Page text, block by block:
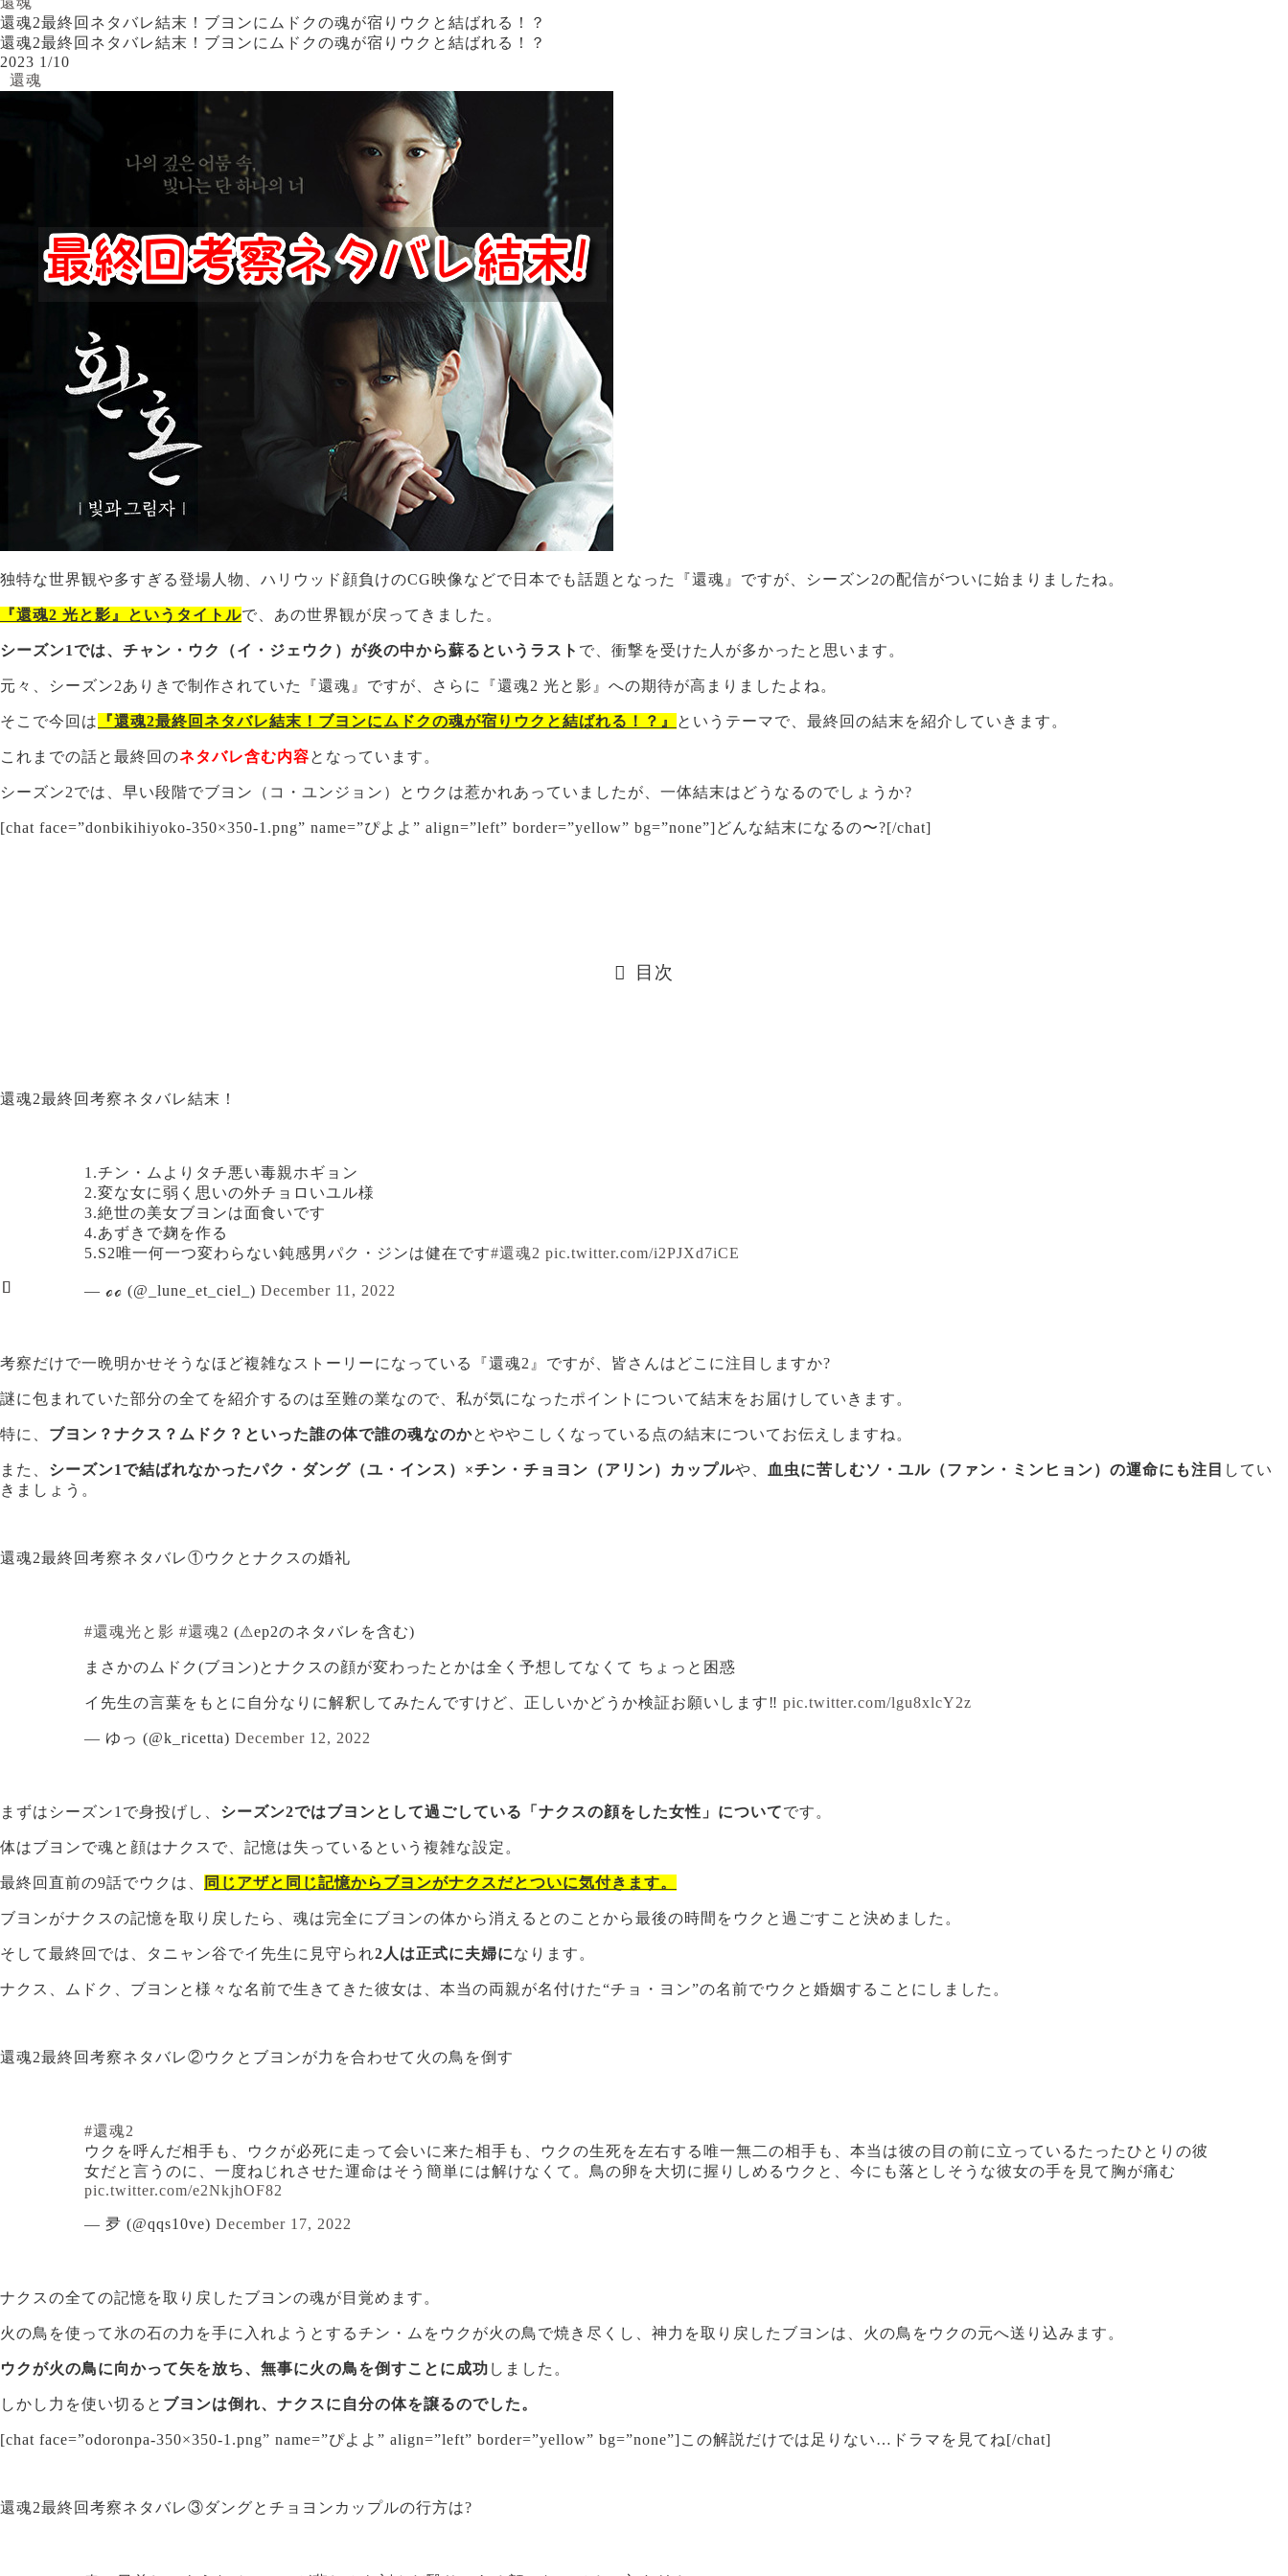
還魂2最終回ネタバレ結末！ブヨンにムドクの魂が宿りウクと結ばれる！？
還魂2最終回ネタバレ結末！ブヨンにムドクの魂が宿りウクと結ばれる！？
2023 1/10
還魂
独特な世界観や多すぎる登場人物、ハリウッド顔負けのCG映像などで日本でも話題となった『還魂』ですが、シーズン2の配信がついに始まりましたね。
『還魂2 光と影』というタイトルで、あの世界観が戻ってきました。
シーズン1では、チャン・ウク（イ・ジェウク）が炎の中から蘇るというラスト で、衝撃を受けた人が多かったと思います。
元々、シーズン2ありきで制作されていた『還魂』ですが、さらに『還魂2 光と影』への期待が高まりましたよね。
そこで今回は 『還魂2最終回ネタバレ結末！ブヨンにムドクの魂が宿りウクと結ばれる！？』 というテーマで、最終回の結末を紹介していきます。
これまでの話と最終回のネタバレ含む内容となっています。
シーズン2では、早い段階でブヨン（コ・ユンジョン）とウクは惹かれあっていましたが、一体結末はどうなるのでしょうか?
[chat face=”donbikihiyoko-350×350-1.png” name=”ぴよよ” align=”left” border=”yellow” bg=”none”]どんな結末になるの〜?[/chat]
目次
還魂2最終回考察ネタバレ結末！
1.チン・ムよりタチ悪い毒親ホギョン
2.変な女に弱く思いの外チョロいユル様
3.絶世の美女ブヨンは面食いです
4.あずきで麹を作る
5.S2唯一何一つ変わらない鈍感男パク・ジンは健在です#還魂2 pic.twitter.com/i2PJXd7iCE
— ℴℴ (@_lune_et_ciel_) December 11, 2022
考察だけで一晩明かせそうなほど複雑なストーリーになっている『還魂2』ですが、皆さんはどこに注目しますか?
謎に包まれていた部分の全てを紹介するのは至難の業なので、私が気になったポイントについて結末をお届けしていきます。
特に、 ブヨン？ナクス？ムドク？といった誰の体で誰の魂なのかとややこしくなっている点の結末についてお伝えしますね。
また、 シーズン1で結ばれなかったパク・ダング（ユ・インス）×チン・チョヨン（アリン）カップルや、 血虫に苦しむソ・ユル（ファン・ミンヒョン）の運命にも注目 してい
きましょう。
還魂2最終回考察ネタバレ①ウクとナクスの婚礼
#還魂光と影 #還魂2 (⚠︎ep2のネタバレを含む)
まさかのムドク(ブヨン)とナクスの顔が変わったとかは全く予想してなくて ちょっと困惑
イ先生の言葉をもとに自分なりに解釈してみたんですけど、正しいかどうか検証お願いします‼️ pic.twitter.com/lgu8xlcY2z
— ゆっ (@k_ricetta) December 12, 2022
まずはシーズン1で身投げし、 シーズン2ではブヨンとして過ごしている「ナクスの顔をした女性」についてです。
体はブヨンで魂と顔はナクスで、記憶は失っているという複雑な設定。
最終回直前の9話でウクは、 同じアザと同じ記憶からブヨンがナクスだとついに気付きます。
ブヨンがナクスの記憶を取り戻したら、魂は完全にブヨンの体から消えるとのことから最後の時間をウクと過ごすこと決めました。
そして最終回では、タニャン谷でイ先生に見守られ2人は正式に夫婦になります。
ナクス、ムドク、ブヨンと様々な名前で生きてきた彼女は、本当の両親が名付けた“チョ・ヨン”の名前でウクと婚姻することにしました。
還魂2最終回考察ネタバレ②ウクとブヨンが力を合わせて火の鳥を倒す
#還魂2
ウクを呼んだ相手も、ウクが必死に走って会いに来た相手も、ウクの生死を左右する唯一無二の相手も、本当は彼の目の前に立っているたったひとりの彼
女だと言うのに、一度ねじれさせた運命はそう簡単には解けなくて。鳥の卵を大切に握りしめるウクと、今にも落としそうな彼女の手を見て胸が痛む
pic.twitter.com/e2NkjhOF82
— 夛 (@qqs10ve) December 17, 2022
ナクスの全ての記憶を取り戻したブヨンの魂が目覚めます。
火の鳥を使って氷の石の力を手に入れようとするチン・ムをウクが火の鳥で焼き尽くし、神力を取り戻したブヨンは、火の鳥をウクの元へ送り込みます。
ウクが火の鳥に向かって矢を放ち、無事に火の鳥を倒すことに成功 しました。
しかし力を使い切ると ブヨンは倒れ、ナクスに自分の体を譲るのでした。
[chat face=”odoronpa-350×350-1.png” name=”ぴよよ” align=”left” border=”yellow” bg=”none”]この解説だけでは足りない…ドラマを見てね[/chat]
還魂2最終回考察ネタバレ③ダングとチョヨンカップルの行方は?